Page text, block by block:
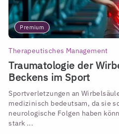
Premium
Therapeutisches Management
Traumatologie der
Beckens im Sport
Sportverletzungen an
medizinisch bedeutsam, da sie
neurologische Folgen haben
stark ...